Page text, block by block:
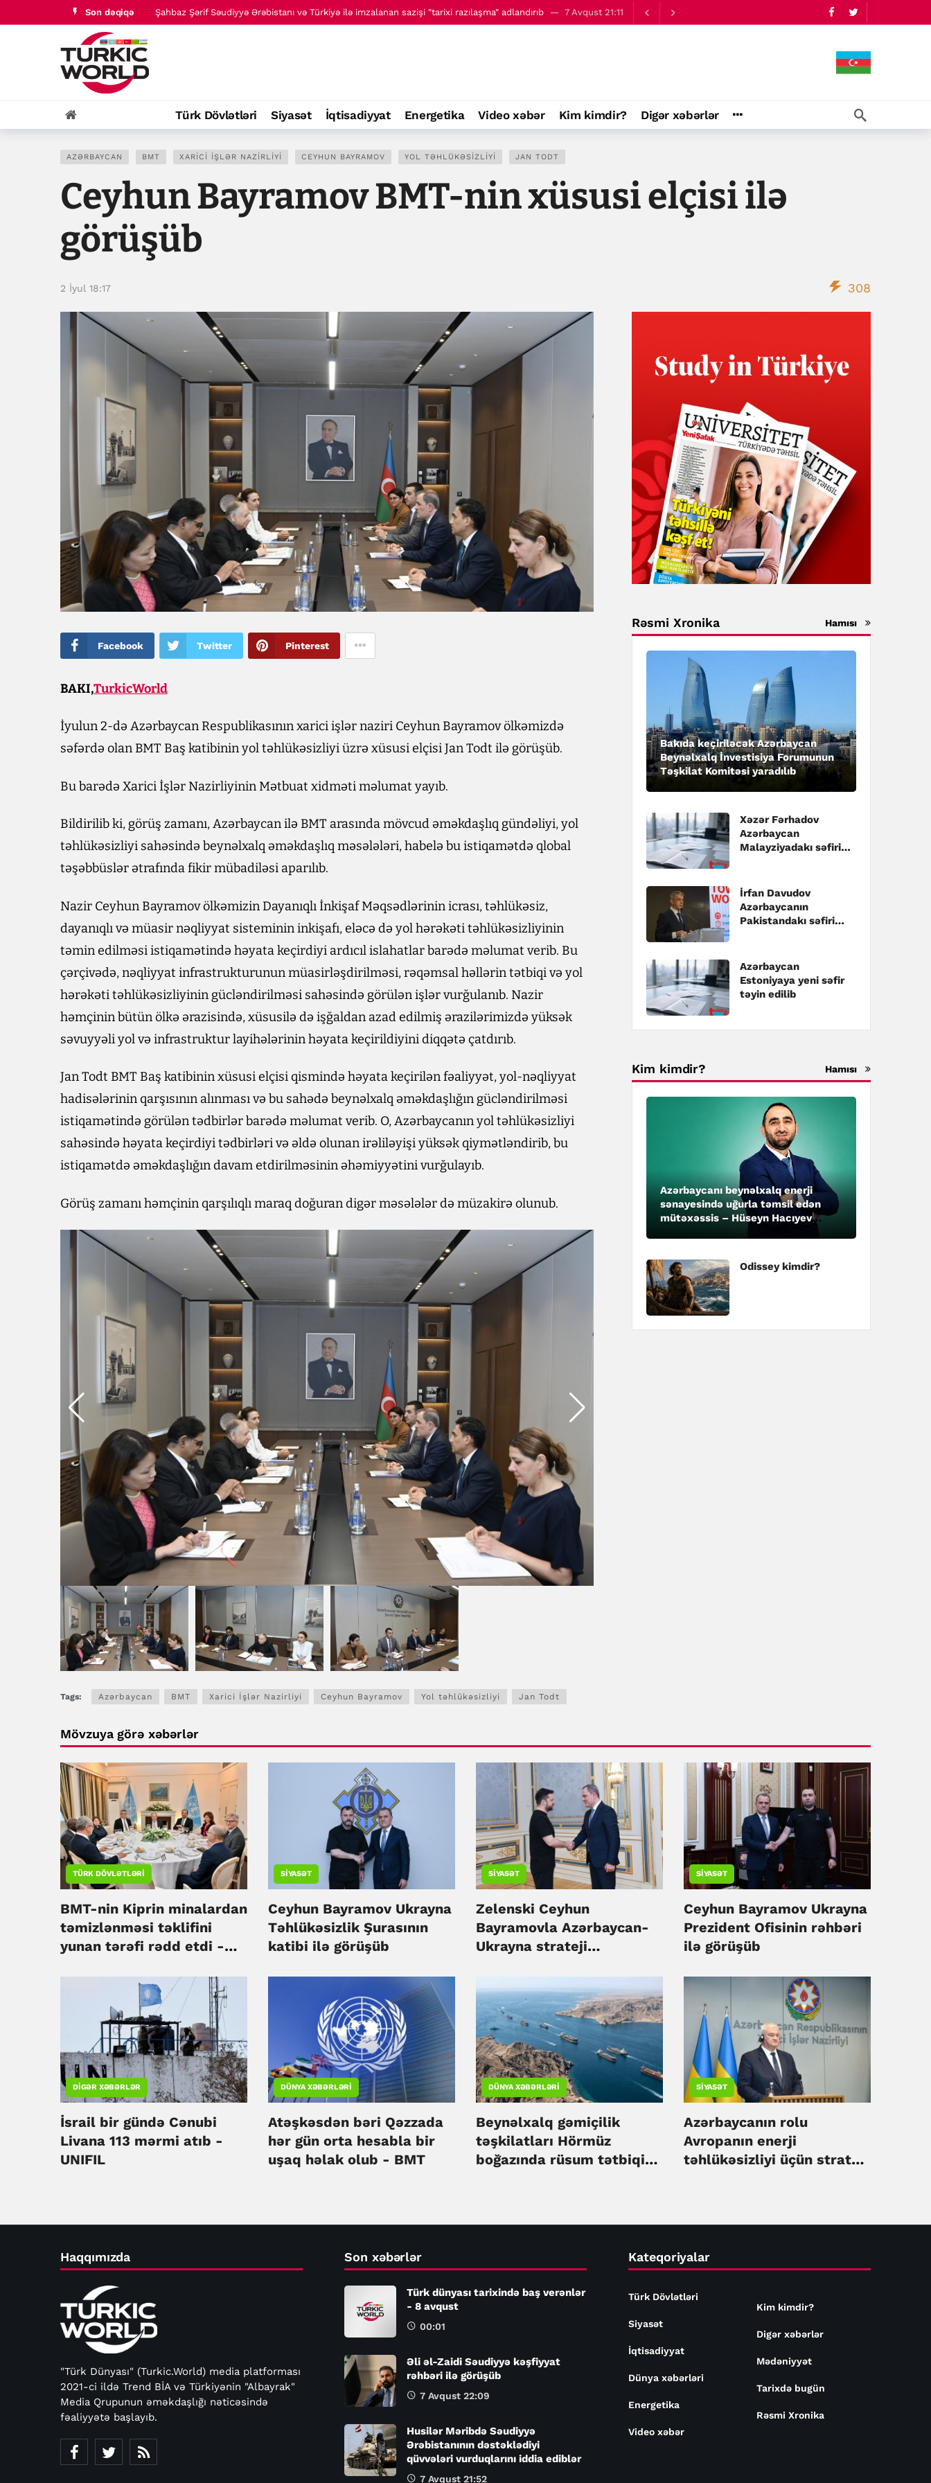
Son dəqiqə Türk dünyası tarixində baş verənlər - 8 avqust 00:01
Türk dünyası tarixində baş verənlər - 8 avqust 00:01
Türk Dövlətləri Siyasət İqtisadiyyat Energetika Video xəbər Kim kimdir? Digər xəbərlər
AZƏRBAYCAN BMT XARICI İŞLƏR NAZIRLIYI CEYHUN BAYRAMOV YOL TƏHLÜKƏSIZLIYI JAN TODT
Ceyhun Bayramov BMT-nin xüsusi elçisi ilə
görüşüb
2 İyul 18:17 308
Facebook Twitter Pinterest
BAKI,TurkicWorld
İyulun 2-də Azərbaycan Respublikasının xarici işlər naziri Ceyhun Bayramov ölkəmizdə
səfərdə olan BMT Baş katibinin yol təhlükəsizliyi üzrə xüsusi elçisi Jan Todt ilə görüşüb.
Bu barədə Xarici İşlər Nazirliyinin Mətbuat xidməti məlumat yayıb.
Bildirilib ki, görüş zamanı, Azərbaycan ilə BMT arasında mövcud əməkdaşlıq gündəliyi, yol
təhlükəsizliyi sahəsində beynəlxalq əməkdaşlıq məsələləri, habelə bu istiqamətdə qlobal
təşəbbüslər ətrafında fikir mübadiləsi aparılıb.
Nazir Ceyhun Bayramov ölkəmizin Dayanıqlı İnkişaf Məqsədlərinin icrası, təhlükəsiz,
dayanıqlı və müasir nəqliyyat sisteminin inkişafı, eləcə də yol hərəkəti təhlükəsizliyinin
təmin edilməsi istiqamətində həyata keçirdiyi ardıcıl islahatlar barədə məlumat verib. Bu
çərçivədə, nəqliyyat infrastrukturunun müasirləşdirilməsi, rəqəmsal həllərin tətbiqi və yol
hərəkəti təhlükəsizliyinin gücləndirilməsi sahəsində görülən işlər vurğulanıb. Nazir
həmçinin bütün ölkə ərazisində, xüsusilə də işğaldan azad edilmiş ərazilərimizdə yüksək
səvuyyəli yol və infrastruktur layihələrinin həyata keçirildiyini diqqətə çatdırıb.
Jan Todt BMT Baş katibinin xüsusi elçisi qismində həyata keçirilən fəaliyyət, yol-nəqliyyat
hadisələrinin qarşısının alınması və bu sahədə beynəlxalq əməkdaşlığın gücləndirilməsi
istiqamətində görülən tədbirlər barədə məlumat verib. O, Azərbaycanın yol təhlükəsizliyi
sahəsində həyata keçirdiyi tədbirləri və əldə olunan irəliləyişi yüksək qiymətləndirib, bu
istiqamətdə əməkdaşlığın davam etdirilməsinin əhəmiyyətini vurğulayıb.
Görüş zamanı həmçinin qarşılıqlı maraq doğuran digər məsələlər də müzakirə olunub.
Tags: Azərbaycan BMT Xarici İşlər Nazirliyi Ceyhun Bayramov Yol təhlükəsizliyi Jan Todt
Rəsmi Xronika Hamısı
Bakıda keçiriləcək Azərbaycan
Beynəlxalq İnvestisiya Forumunun
Təşkilat Komitəsi yaradılıb
Xəzər Fərhadov
Azərbaycan
Malayziyadakı səfiri
İrfan Davudov
Azərbaycanın
Pakistandakı səfiri
Azərbaycan
Estoniyaya yeni səfir
təyin edilib
Kim kimdir? Hamısı
Azərbaycanı beynəlxalq enerji
sənayesində uğurla təmsil edən
mütəxəssis – Hüseyn Hacıyev
Odissey kimdir?
Mövzuya görə xəbərlər
TÜRK DÖVLƏTLƏRI
BMT-nin Kiprin minalardan
təmizlənməsi təklifini
yunan tərəfi rədd etdi -
SIYASƏT
Ceyhun Bayramov Ukrayna
Təhlükəsizlik Şurasının
katibi ilə görüşüb
SIYASƏT
Zelenski Ceyhun
Bayramovla Azərbaycan-
Ukrayna strateji
SIYASƏT
Ceyhun Bayramov Ukrayna
Prezident Ofisinin rəhbəri
ilə görüşüb
DIGƏR XƏBƏRLƏR
İsrail bir gündə Cənubi
Livana 113 mərmi atıb -
UNIFIL
DÜNYA XƏBƏRLƏRI
Atəşkəsdən bəri Qəzzada
hər gün orta hesabla bir
uşaq həlak olub - BMT
DÜNYA XƏBƏRLƏRI
Beynəlxalq gəmiçilik
təşkilatları Hörmüz
boğazında rüsum tətbiqinə
SIYASƏT
Azərbaycanın rolu
Avropanın enerji
təhlükəsizliyi üçün strateji
Haqqımızda
"Türk Dünyası" (Turkic.World) media platforması
2021-ci ildə Trend BİA və Türkiyənin "Albayrak"
Media Qrupunun əməkdaşlığı nəticəsində
fəaliyyətə başlayıb.
Son xəbərlər
Türk dünyası tarixində baş verənlər
- 8 avqust
00:01
Əli əl-Zaidi Səudiyyə kəşfiyyat
rəhbəri ilə görüşüb
7 Avqust 22:09
Husilər Məribdə Səudiyyə
Ərəbistanının dəstəklədiyi
qüvvələri vurduqlarını iddia ediblər
7 Avqust 21:52
Kateqoriyalar
Türk Dövlətləri
Siyasət
İqtisadiyyat
Dünya xəbərləri
Energetika
Video xəbər
Kim kimdir?
Digər xəbərlər
Mədəniyyət
Tarixdə bugün
Rəsmi Xronika